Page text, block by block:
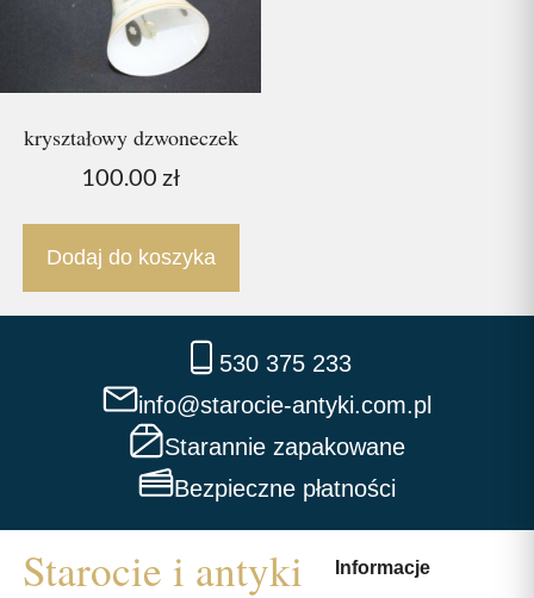
kryształowy dzwoneczek
100.00 zł
Dodaj do koszyka
530 375 233
info@starocie-antyki.com.pl
Starannie zapakowane
Bezpieczne płatności
Informacje